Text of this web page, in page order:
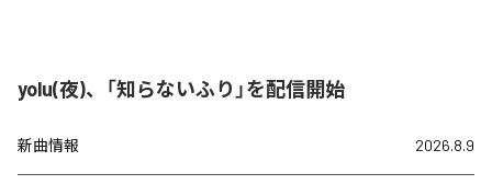
yolu(夜)、「知らないふり」を配信開始
新曲情報 2026.8.9